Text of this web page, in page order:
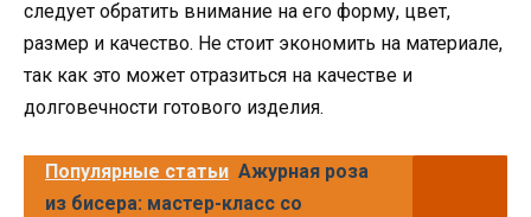
следует обратить внимание на его форму, цвет,
размер и качество. Не стоит экономить на материале,
так как это может отразиться на качестве и
долговечности готового изделия.
Популярные статьи Ажурная роза
из бисера: мастер-класс со